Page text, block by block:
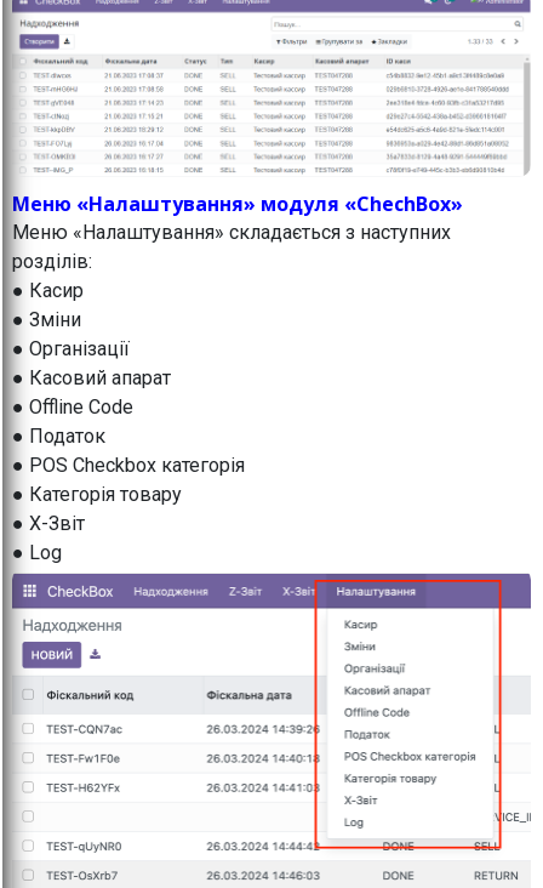
Меню «Налаштування» модуля «ChechBox»
Меню «Налаштування» складається з наступних
розділів:
● Касир
● Зміни
● Організації
● Касовий апарат
● Offline Code
● Податок
● POS Checkbox категорія
● Категорія товару
● X-Звіт
● Log